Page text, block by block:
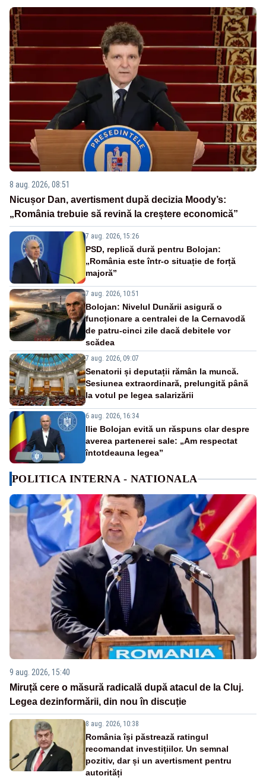
8 aug. 2026, 08:51
Nicușor Dan, avertisment după decizia Moody’s:
„România trebuie să revină la creștere economică”
7 aug. 2026, 15:26
PSD, replică dură pentru Bolojan:
„România este într-o situație de forță
majoră”
7 aug. 2026, 10:51
Bolojan: Nivelul Dunării asigură o
funcționare a centralei de la Cernavodă
de patru-cinci zile dacă debitele vor
scădea
7 aug. 2026, 09:07
Senatorii și deputații rămân la muncă.
Sesiunea extraordinară, prelungită până
la votul pe legea salarizării
6 aug. 2026, 16:34
Ilie Bolojan evită un răspuns clar despre
averea partenerei sale: „Am respectat
întotdeauna legea”
POLITICA INTERNA - NATIONALA
9 aug. 2026, 15:40
Miruță cere o măsură radicală după atacul de la Cluj.
Legea dezinformării, din nou în discuție
8 aug. 2026, 10:38
România își păstrează ratingul
recomandat investițiilor. Un semnal
pozitiv, dar și un avertisment pentru
autorități